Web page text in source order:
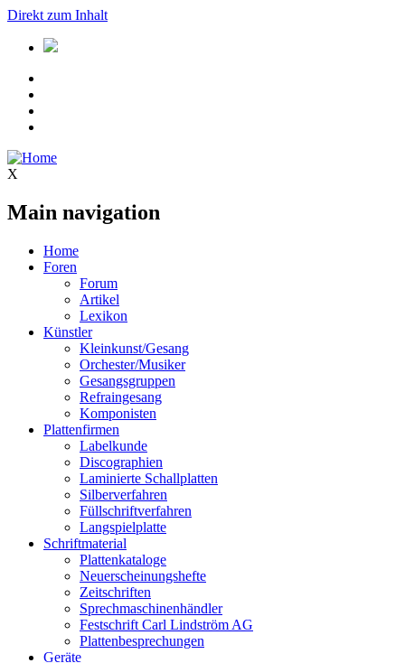
Direkt zum Inhalt
X
Main navigation
Home
Foren
Forum
Artikel
Lexikon
Künstler
Kleinkunst/Gesang
Orchester/Musiker
Gesangsgruppen
Refraingesang
Komponisten
Plattenfirmen
Labelkunde
Discographien
Laminierte Schallplatten
Silberverfahren
Füllschriftverfahren
Langspielplatte
Schriftmaterial
Plattenkataloge
Neuerscheinungshefte
Zeitschriften
Sprechmaschinenhändler
Festschrift Carl Lindström AG
Plattenbesprechungen
Geräte